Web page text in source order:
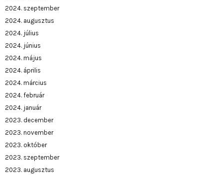
2024. szeptember
2024. augusztus
2024. július
2024. június
2024. május
2024. április
2024. március
2024. február
2024. január
2023. december
2023. november
2023. október
2023. szeptember
2023. augusztus